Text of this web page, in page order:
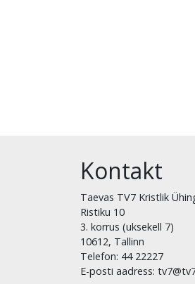
Kontakt
Taevas TV7 Kristlik
Ristiku 10
3. korrus (uksekell 7)
10612, Tallinn
Telefon: 44 22227
E-posti aadress: